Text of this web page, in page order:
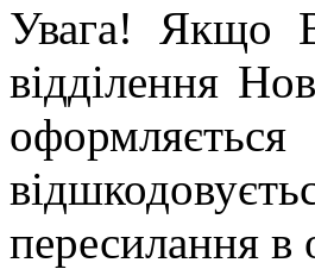
Увага! Якщо
відділення
пересилання в